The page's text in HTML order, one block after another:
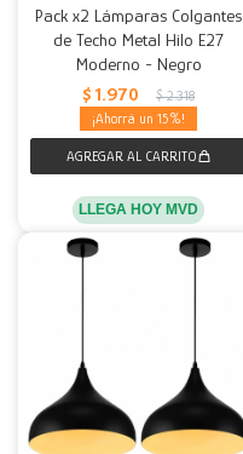
Pack x2 Lámparas Colgantes
de Techo Metal Hilo E27
Moderno - Negro
$ 1.970 $ 2.318
15
LLEGA HOY MVD